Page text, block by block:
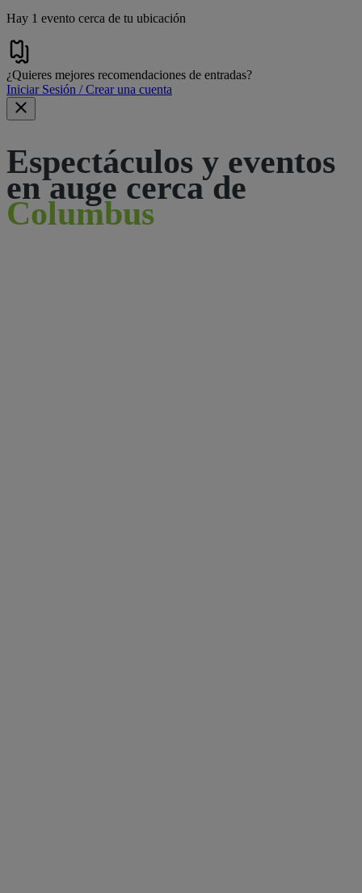
Hay 1 evento cerca de tu ubicación
¿Quieres mejores recomendaciones de entradas?
Iniciar Sesión / Crear una cuenta
Espectáculos y eventos
en auge cerca de
Columbus